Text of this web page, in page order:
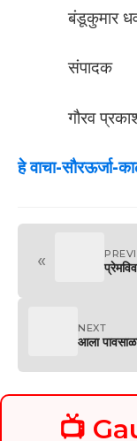
बंडूकुमार
संपादक
गौरव
हे वाचा-सौरऊर्जा-
«
NEXT
आला
📺